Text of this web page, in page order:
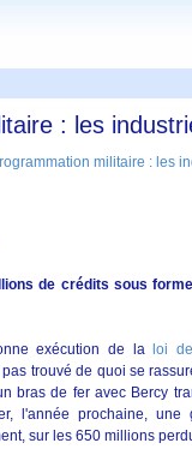
: les
de crédits sous
exécution de laloi de
trouvé de quoi se
bras de fer avec Bercy
l'année prochaine, une
sur les 650 millions